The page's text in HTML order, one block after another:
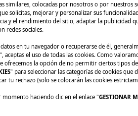
¡No te pierdas las
similares, colocadas por nosotros o por nuestros
solicitas, mejorar y personalizar sus
y el rendimiento del sitio, adaptar la publicidad
redes sociales.
en tu navegador o recuperarse de él,
", aceptas el uso de todas las cookies. Como
ofrecemos la opción de no permitir ciertos tipos
" para seleccionar las categorías de cookies que
tu rechazo (solo se colocarán las cookies
haciendo clic en el enlace "GESTIONAR